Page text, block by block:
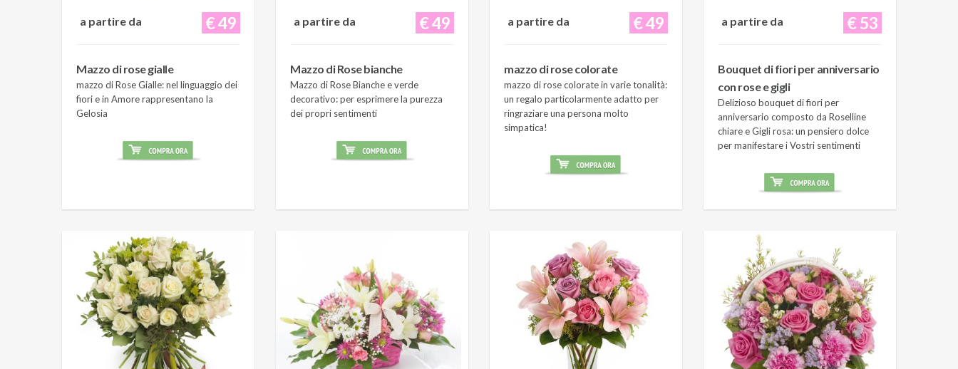
€ 49
a partire da
Mazzo di rose gialle
mazzo di Rose Gialle: nel linguaggio dei
fiori e in Amore rappresentano la
Gelosia
€ 49
a partire da
Mazzo di Rose bianche
Mazzo di Rose Bianche e verde
decorativo: per esprimere la purezza
dei propri sentimenti
€ 49
a partire da
mazzo di rose colorate
mazzo di rose colorate in varie tonalità:
un regalo particolarmente adatto per
ringraziare una persona molto
simpatica!
€ 53
a partire da
Bouquet di fiori per anniversario
con rose e gigli
Delizioso bouquet di fiori per
anniversario composto da Roselline
chiare e Gigli rosa: un pensiero dolce
per manifestare i Vostri sentimenti